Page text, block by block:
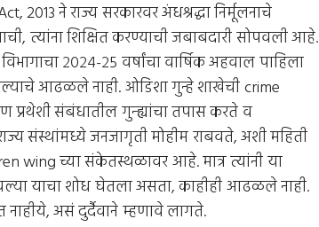
ने राज्य सरकारवर अंधश्रद्धा निर्मूलनाचे
त्यांना शिक्षित करण्याची जबाबदारी सोपवली आहे.
२०२४-२५ वर्षांचा वार्षिक अहवाल पाहिला
आढळले नाही. ओडिशा गुन्हे शाखेची crime
प्रथेशी संबंधातील गुन्ह्यांचा तपास करते व
संस्थांमध्ये जनजागृती मोहीम राबवते, अशी महिती
wing च्या संकेतस्थळावर आहे. मात्र त्यांनी या
याचा शोध घेतला असता, काहीही आढळले नाही.
असं दुर्दैवाने म्हणावे लागते.